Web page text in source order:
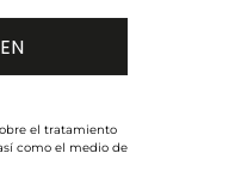
el tratamiento
como el medio de